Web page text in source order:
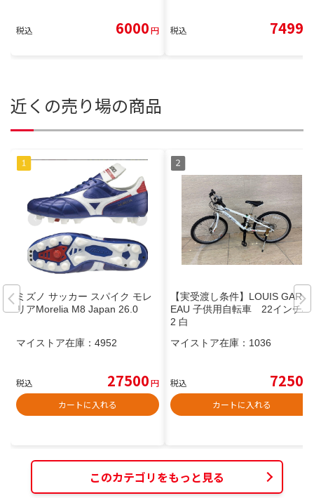
税込 6000円 税込 7499
近くの売り場の商品
ミズノ サッカー スパイク モレ
リアMorelia M8 Japan 26.0
マイストア在庫： 4952
税込 27500円
カートに入れる
【実受渡し条件】LOUIS GARN
EAU 子供用自転車 22インチJ2
2 白
マイストア在庫： 1036
税込 7250
カートに入れる
このカテゴリをもっと見る